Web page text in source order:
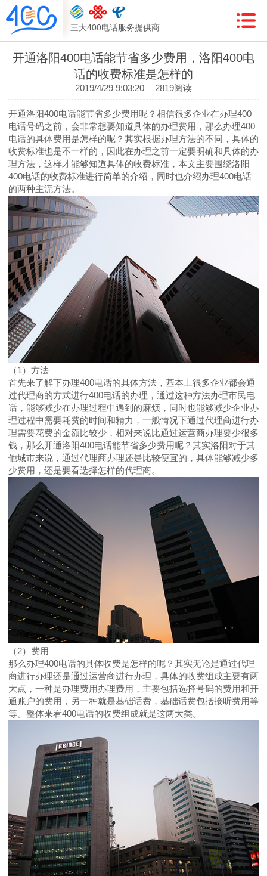
三大400电话服务提供商
开通洛阳400电话能节省多少费用，洛阳400电
话的收费标准是怎样的
2019/4/29 9:03:20 2819阅读
开通洛阳400电话能节省多少费用呢？相信很多企业在办理400
电话号码之前，会非常想要知道具体的办理费用，那么办理400
电话的具体费用是怎样的呢？其实根据办理方法的不同，具体的
收费标准也是不一样的，因此在办理之前一定要明确和具体的办
理方法，这样才能够知道具体的收费标准，本文主要围绕洛阳
400电话的收费标准进行简单的介绍，同时也介绍办理400电话
的两种主流方法。
（1）方法
首先来了解下办理400电话的具体方法，基本上很多企业都会通
过代理商的方式进行400电话的办理，通过这种方法办理市民电
话，能够减少在办理过程中遇到的麻烦，同时也能够减少企业办
理过程中需要耗费的时间和精力，一般情况下通过代理商进行办
理需要花费的金额比较少，相对来说比通过运营商办理要少很多
钱，那么开通洛阳400电话能节省多少费用呢？其实洛阳对于其
他城市来说，通过代理商办理还是比较便宜的，具体能够减少多
少费用，还是要看选择怎样的代理商。
（2）费用
那么办理400电话的具体收费是怎样的呢？其实无论是通过代理
商进行办理还是通过运营商进行办理，具体的收费组成主要有两
大点，一种是办理费用办理费用，主要包括选择号码的费用和开
通账户的费用，另一种就是基础话费，基础话费包括接听费用等
等。整体来看400电话的收费组成就是这两大类。